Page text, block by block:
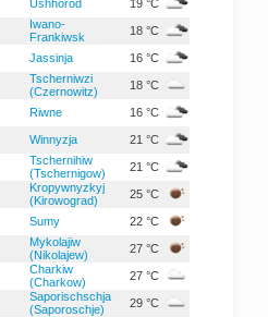
Ushhorod 19 °C
Iwano-
Frankiwsk
18 °C
Jassinja 16 °C
Tscherniwzi
(Czernowitz)
18 °C
Riwne 16 °C
Winnyzja 21 °C
Tschernihiw
(Tschernigow)
21 °C
Kropywnyzkyj
(Kirowograd)
25 °C
Sumy 22 °C
Mykolajiw
(Nikolajew)
27 °C
Charkiw
(Charkow)
27 °C
Saporischschja
(Saporoschje)
29 °C